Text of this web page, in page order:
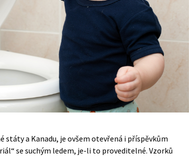
státy a Kanadu, je ovšem otevřená i příspěvkům
se suchým ledem, je-li to proveditelné. Vzorků